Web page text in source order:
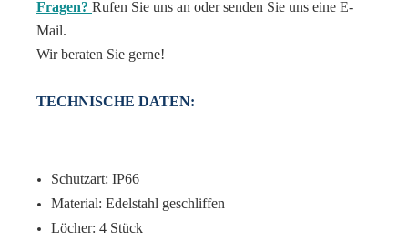
Fragen? Rufen Sie uns an oder senden Sie uns eine E-
Mail.
Wir beraten Sie gerne!
TECHNISCHE DATEN:
Schutzart: IP66
Material: Edelstahl geschliffen
Löcher: 4 Stück